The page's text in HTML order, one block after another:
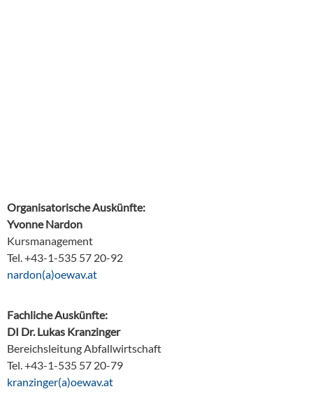
Organisatorische Auskünfte:
Yvonne Nardon
Kursmanagement
Tel. +43-1-535 57 20-92
ta.vaweo(a)nodran
Fachliche Auskünfte:
DI Dr. Lukas Kranzinger
Bereichsleitung Abfallwirtschaft
Tel. +43-1-535 57 20-79
ta.vaweo(a)regniznark